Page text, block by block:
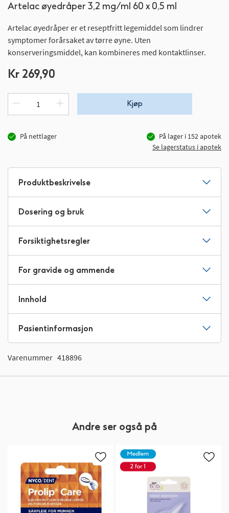
Artelac øyedråper 3,2 mg/ml 60 x 0,5 ml
Artelac øyedråper er et reseptfritt legemiddel som lindrer
symptomer forårsaket av tørre øyne. Uten
konserveringsmiddel, kan kombineres med kontaktlinser.
Kr 269,90
Kjøp
På nettlager På lager i 152apotek
Se lagerstatus i apotek
begynnelsen
bildegalleri
Produktbeskrivelse
Dosering og bruk
Forsiktighetsregler
For gravide og ammende
Innhold
Pasientinformasjon
Varenummer 418896
Andre ser også på